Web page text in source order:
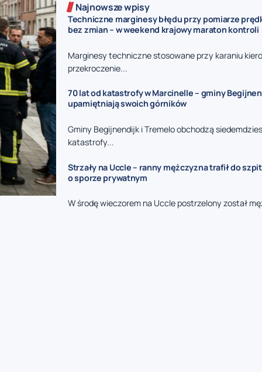
Najnowsze wpisy
Techniczne marginesy błędu przy pomiarze
bez zmian – w weekend krajowy maraton kontroli
Marginesy techniczne stosowane przy karaniu
przekroczenie...
70 lat od katastrofy w Marcinelle – gminy
upamiętniają swoich górników
Gminy Begijnendijk i Tremelo obchodzą
katastrofy...
Strzały na Uccle – ranny mężczyzna trafił do
o sporze prywatnym
W środę wieczorem na Uccle postrzelony został